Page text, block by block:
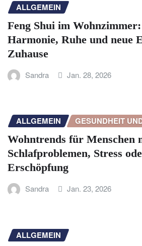
ALLGEMEIN
Feng Shui im
Harmonie, Ruhe und neue
Zuhause
Sandra Jan. 28, 2026
ALLGEMEIN GESUNDHEIT
Wohntrends für Menschen
Schlafproblemen, Stress
Erschöpfung
Sandra Jan. 23, 2026
ALLGEMEIN